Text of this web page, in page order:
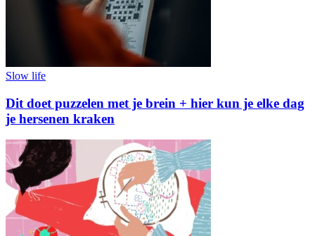
Slow life
Dit doet puzzelen met je brein + hier kun je elke dag
je hersenen kraken